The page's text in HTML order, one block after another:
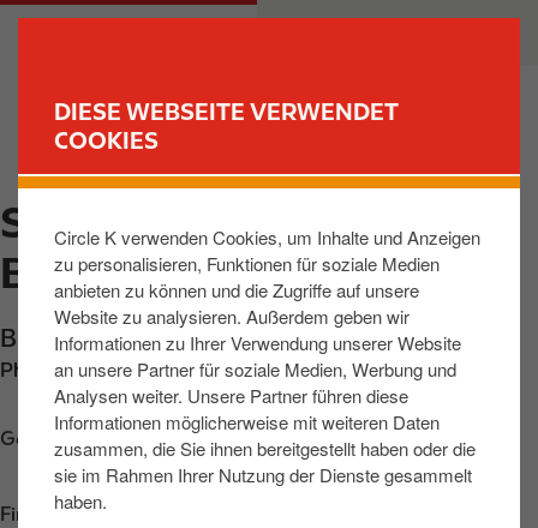
DIESE WEBSEITE VERWENDET
COOKIES
Circle K verwenden Cookies, um Inhalte und Anzeigen
zu personalisieren, Funktionen für soziale Medien
anbieten zu können und die Zugriffe auf unsere
Website zu analysieren. Außerdem geben wir
Informationen zu Ihrer Verwendung unserer Website
an unsere Partner für soziale Medien, Werbung und
Analysen weiter. Unsere Partner führen diese
Informationen möglicherweise mit weiteren Daten
zusammen, die Sie ihnen bereitgestellt haben oder die
sie im Rahmen Ihrer Nutzung der Dienste gesammelt
haben.
u
m
h
a
M
v
SCHORFHEIDE,
BERLINER STR
Berliner Strasse 31,Schorfheide,16244,
Phone: +4933393516
Get directions
Find us onApp Store